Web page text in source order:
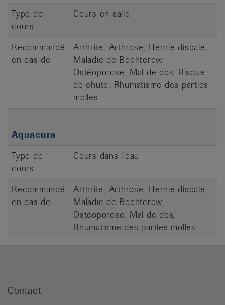
Type de
cours
Cours en salle
Recommandé
en cas de
Arthrite, Arthrose, Hernie discale,
Maladie de Bechterew,
Ostéoporose, Mal de dos, Risque
de chute, Rhumatisme des parties
molles
Aquacura
Type de
cours
Cours dans l'eau
Recommandé
en cas de
Arthrite, Arthrose, Hernie discale,
Maladie de Bechterew,
Ostéoporose, Mal de dos,
Rhumatisme des parties molles
Contact